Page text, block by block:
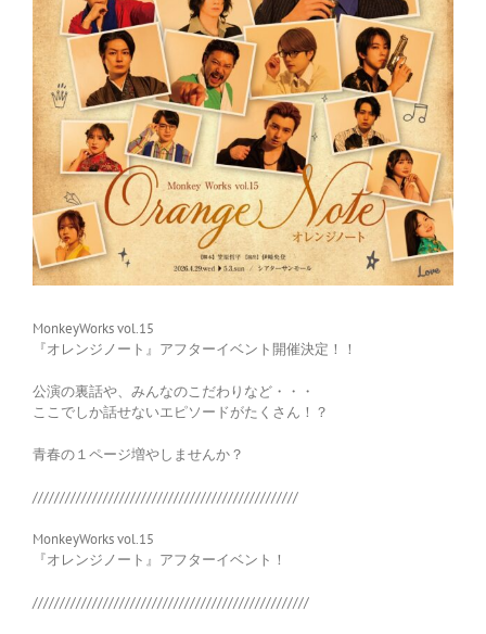
MonkeyWorks vol.15
『オレンジノート』アフターイベント開催決定！！
公演の裏話や、みんなのこだわりなど・・・
ここでしか話せないエピソードがたくさん！？
青春の１ページ増やしませんか？
/////////////////////////////////////////////////
MonkeyWorks vol.15
『オレンジノート』アフターイベント！
///////////////////////////////////////////////////